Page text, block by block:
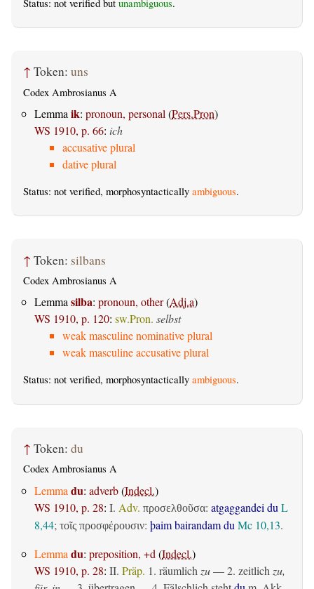
Status: not verified but unambiguous.
↑ Token: uns
Codex Ambrosianus A
Lemma ik: pronoun, personal (Pers.Pron)
WS 1910, p. 66: ich
accusative plural
dative plural
Status: not verified, morphosyntactically ambiguous.
↑ Token: silbans
Codex Ambrosianus A
Lemmasilba: pronoun, other(Adj.a)
WS 1910, p. 120: sw.Pron. selbst
weak masculine nominative plural
weak masculine accusative plural
Status: not verified, morphosyntactically ambiguous.
↑ Token: du
Codex Ambrosianus A
Lemma du: adverb(Indecl.)
WS 1910, p. 28: I. Adv. προσελθοῦσα: atgaggandei du L
8,44; τοῖς προσφέρουσιν: þaim bairandam du Mc 10,13.
Lemma du: preposition, +d (Indecl.)
WS 1910, p. 28: II. Präp. 1. räumlich zu— 2. zeitlich zu,